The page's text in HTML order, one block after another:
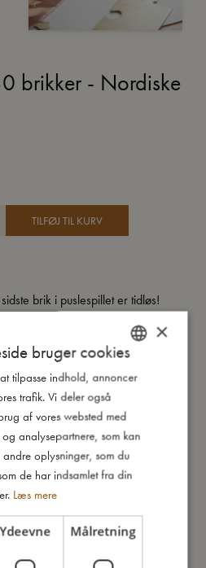
brikker - Nordiske
TILFØJ TIL KURV
brik i puslespillet er tidløs!
af 30 store brikker med
af søde skovdyr.
3 år og til glæde for hele
DANISH
GERMAN
×
bruger cookies
tilpasse indhold, annoncer
trafik. Vi deler også
af vores websted med
analysepartnere, som kan
oplysninger, som du
de har indsamlet fra din
Læs mere
Ydeevne Målretning